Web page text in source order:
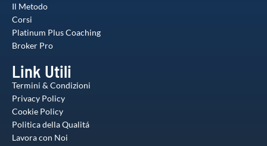
Il Metodo
Corsi
Platinum Plus Coaching
Broker Pro
Link Utili
Termini & Condizioni
Privacy Policy
Cookie Policy
Politica della Qualitá
Lavora con Noi